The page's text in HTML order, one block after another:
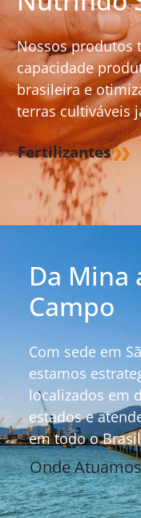
Nossos produtos
capacidade
brasileira e
terras cultiváveis
Fertilizantes
Da Mina
Campo
Com sede em
estamos
localizados em
estados e
em todo o
Onde Atuamos